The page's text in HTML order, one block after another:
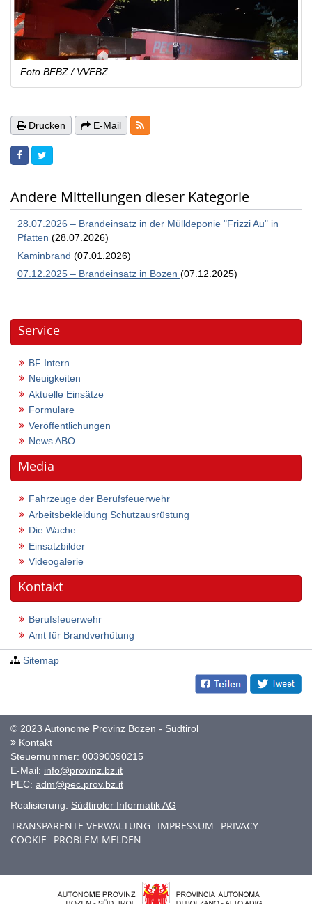
Foto BFBZ / VVFBZ
Drucken E-Mail RSS-Feeds
Andere Mitteilungen dieser Kategorie
28.07.2026 – Brandeinsatz in der Mülldeponie "Frizzi Au" in
Pfatten (28.07.2026)
Kaminbrand (07.01.2026)
07.12.2025 – Brandeinsatz in Bozen (07.12.2025)
Service
BF Intern
Neuigkeiten
Aktuelle Einsätze
Formulare
Veröffentlichungen
News ABO
Media
Fahrzeuge der Berufsfeuerwehr
Arbeitsbekleidung Schutzausrüstung
Die Wache
Einsatzbilder
Videogalerie
Kontakt
Berufsfeuerwehr
Amt für Brandverhütung
Sitemap
© 2023 Autonome Provinz Bozen - Südtirol
Kontakt
Steuernummer: 00390090215
E-Mail: info@provinz.bz.it
PEC: adm@pec.prov.bz.it
Realisierung: Südtiroler Informatik AG
TRANSPARENTE VERWALTUNG IMPRESSUM
PRIVACY
COOKIE
PROBLEM MELDEN